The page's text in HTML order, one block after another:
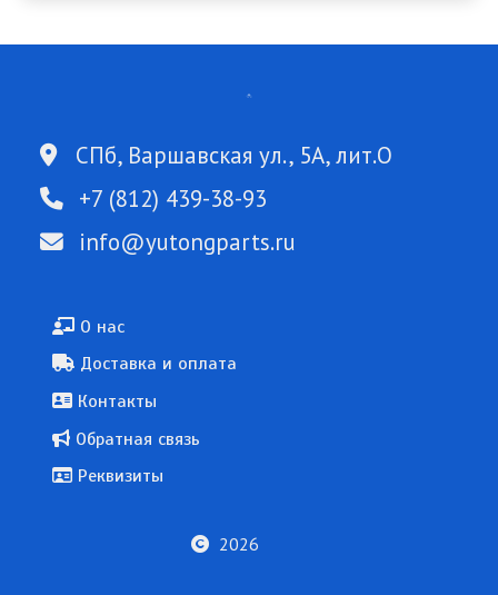
СПб, Варшавская ул., 5А, лит.О
+7 (812) 439-38-93
info@yutongparts.ru
Подвал
О нас
Доставка и оплата
Контакты
Обратная связь
Реквизиты
2026